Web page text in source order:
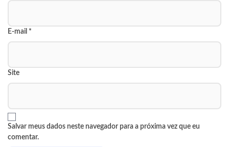
E-mail *
Site
Salvar meus dados neste navegador para a próxima vez que eu
comentar.